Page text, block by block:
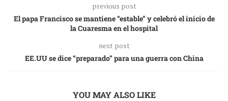
previous post
El papa Francisco se mantiene “estable” y celebró el inicio de
la Cuaresma en el hospital
next post
EE.UU se dice “preparado” para una guerra con China
YOU MAY ALSO LIKE